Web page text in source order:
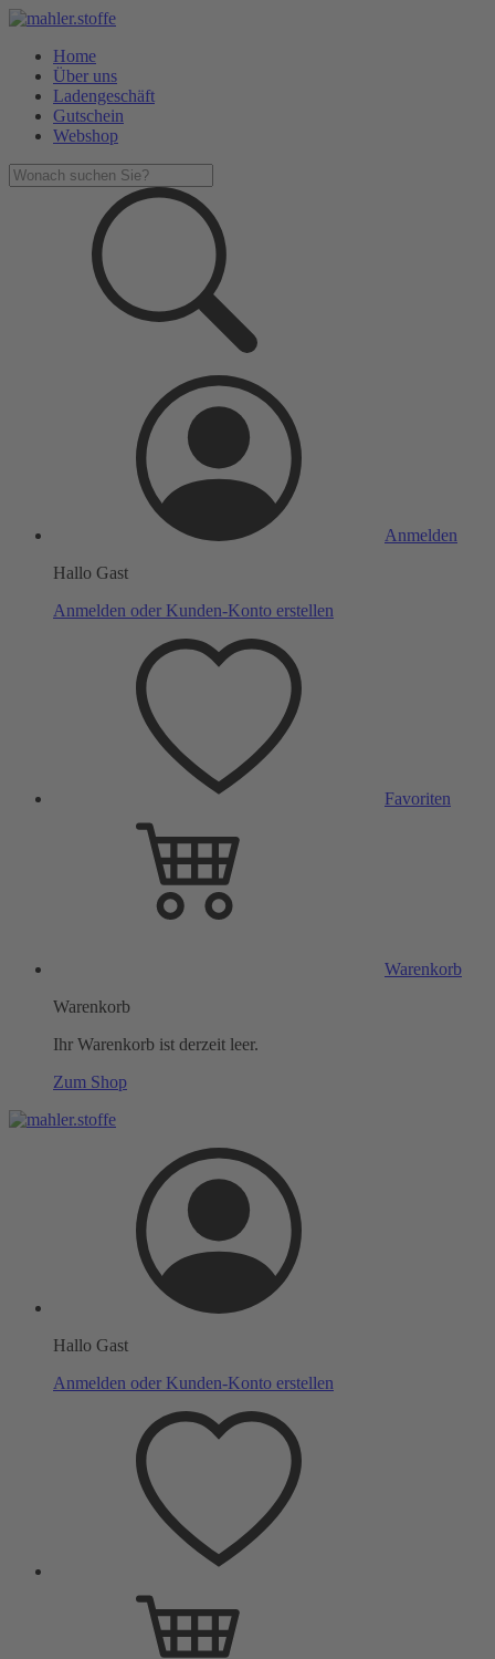
Home
Über uns
Ladengeschäft
Gutschein
Webshop
Anmelden
Hallo Gast
Anmelden oder Kunden-Konto erstellen
Favoriten
Warenkorb
Warenkorb
Ihr Warenkorb ist derzeit leer.
Zum Shop
Hallo Gast
Anmelden oder Kunden-Konto erstellen